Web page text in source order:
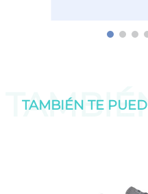
TAMBIÉN TE